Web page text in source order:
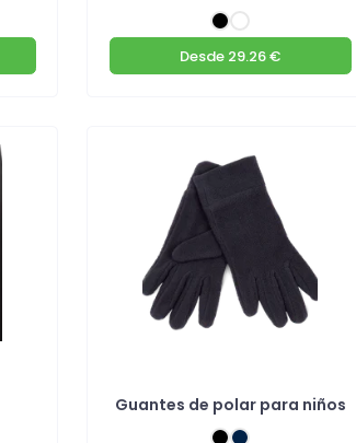
Desde 29.26 €
Guantes de polar para niños